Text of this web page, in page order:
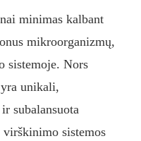
minimas kalbant
mikroorganizmų,
sistemoje. Nors
unikali,
subalansuota
sistemos